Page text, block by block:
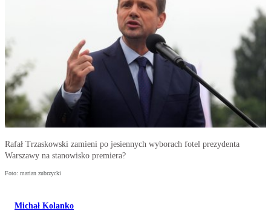
Rafał Trzaskowski zamieni po jesiennych wyborach fotel prezydenta
Warszawy na stanowisko premiera?
Foto: marian zubrzycki
Michał Kolanko